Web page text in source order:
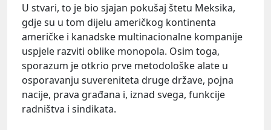
U stvari, to je bio sjajan pokušaj štetu Meksika,
gdje su u tom dijelu američkog kontinenta
američke i kanadske multinacionalne kompanije
uspjele razviti oblike monopola. Osim toga,
sporazum je otkrio prve metodološke alate u
osporavanju suvereniteta druge države, pojna
nacije, prava građana i, iznad svega, funkcije
radništva i sindikata.